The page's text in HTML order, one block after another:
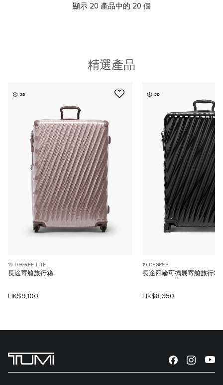
顯示 20 產品中的 20 個
精選產品
3D
19 DEGREE LITE
長途寄艙旅行箱
HK$9,100
3D
19 DEGREE
長途四輪可擴展寄艙旅行箱
HK$8,650